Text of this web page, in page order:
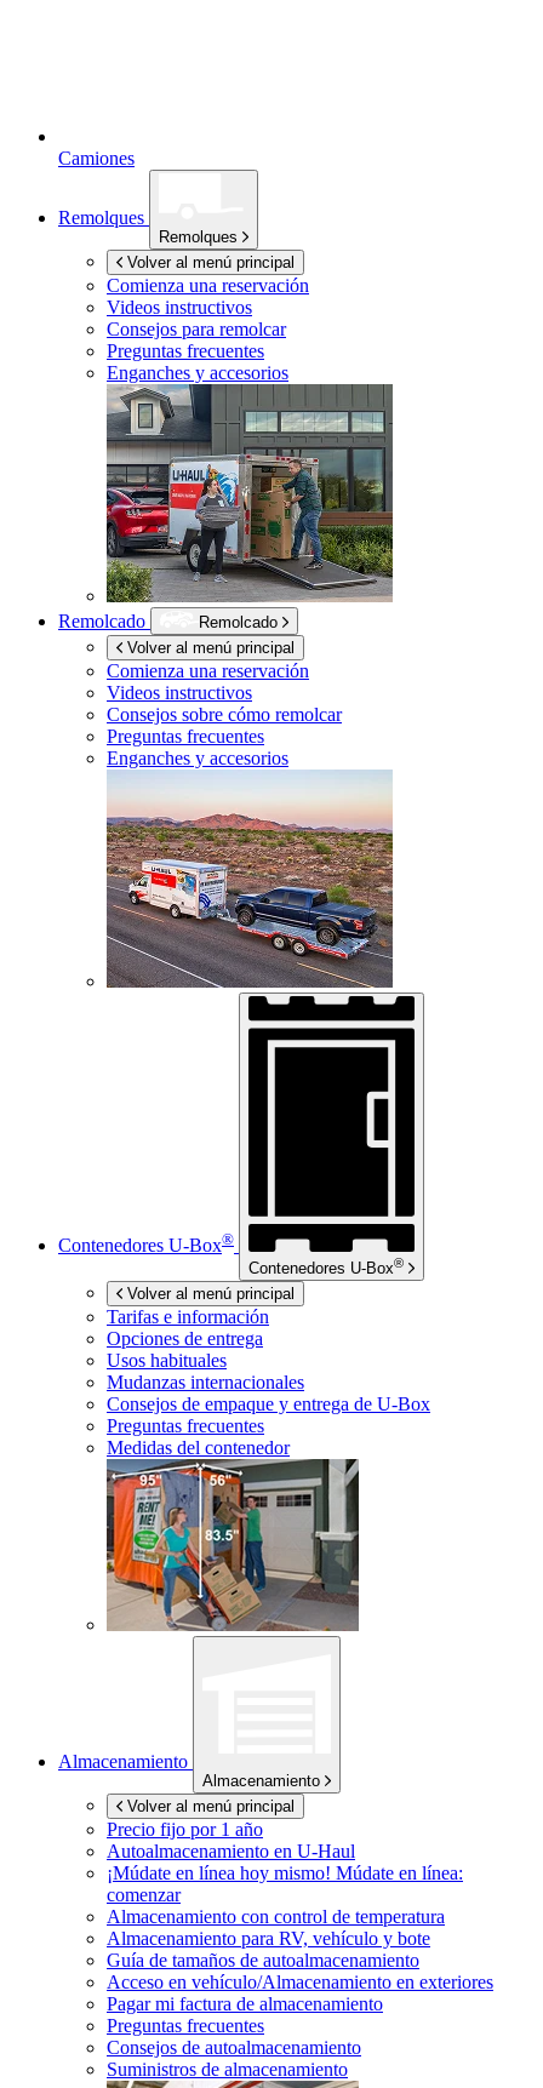
Camiones
Remolques
Remolques
Volver al menú principal
Comienza una reservación
Videos instructivos
Consejos para remolcar
Preguntas frecuentes
Enganches y accesorios
Remolcado
Remolcado
Volver al menú principal
Comienza una reservación
Videos instructivos
Consejos sobre cómo remolcar
Preguntas frecuentes
Enganches y accesorios
Contenedores U-Box®
Contenedores U-Box®
Volver al menú principal
Tarifas e información
Opciones de entrega
Usos habituales
Mudanzas internacionales
Consejos de empaque y entrega de U-Box
Preguntas frecuentes
Medidas del contenedor
Almacenamiento
Almacenamiento
Volver al menú principal
Precio fijo por 1 año
Autoalmacenamiento en U-Haul
¡Múdate en línea hoy mismo! Múdate en línea:
comenzar
Almacenamiento con control de temperatura
Almacenamiento para RV, vehículo y bote
Guía de tamaños de autoalmacenamiento
Acceso en vehículo/Almacenamiento en exteriores
Pagar mi factura de almacenamiento
Preguntas frecuentes
Consejos de autoalmacenamiento
Suministros de almacenamiento